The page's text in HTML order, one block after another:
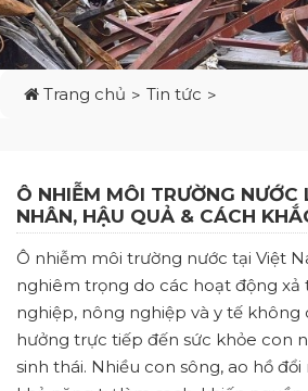
Trang chủ Tin tức
Ô NHIỄM MÔI TRƯỜNG NƯỚC
NHÂN, HẬU QUẢ & CÁCH
Ô nhiễm môi trường nước tại Việt
nghiêm trọng do các hoạt động xả
nghiệp, nông nghiệp và y tế không
hưởng trực tiếp đến sức khỏe con
sinh thái. Nhiều con sông, ao hồ